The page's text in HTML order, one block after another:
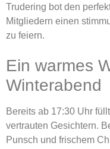
Trudering bot den
Mitgliedern einen
zu feiern.
Ein warmes
Winterabend
Bereits ab 17:30 Uhr
vertrauten Gesichtern.
Punsch und frischem